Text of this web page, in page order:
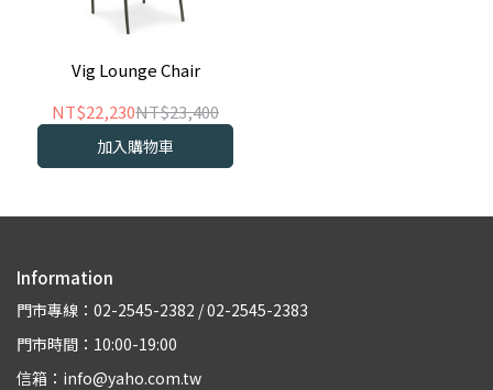
Vig Lounge Chair
NT$22,230NT$23,400
加入購物車
Information
門市專線：02-2545-2382 / 02-2545-2383
門市時間：10:00-19:00
信箱：info@yaho.com.tw